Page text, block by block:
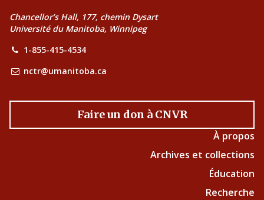
Chancellor’s Hall, 177, chemin Dysart
Université du Manitoba, Winnipeg
1-855-415-4534
nctr@umanitoba.ca
Faire un don à CNVR
À propos
Archives et collections
Éducation
Recherche